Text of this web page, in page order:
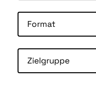
Format
Zielgruppe